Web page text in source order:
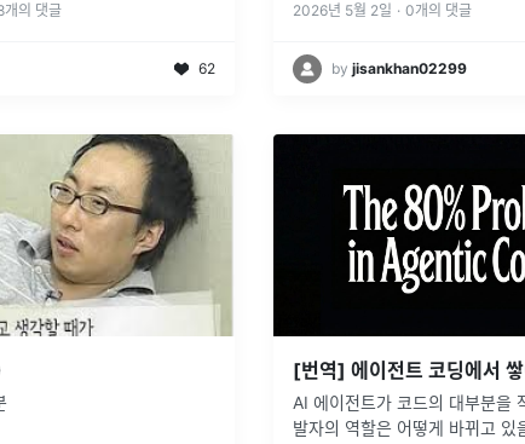
개의 댓글
62
2026년 5월 2일 · 0개의 댓글
by jisankhan02299
AI 에이전트가 코드의 대부분을
발자의 역할은 어떻게 바뀌고 있